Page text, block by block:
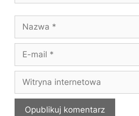
Nazwa
Witryna
internetowa